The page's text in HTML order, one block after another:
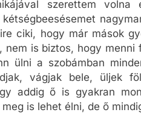
szerettem
ciki, hogy már mások
nem is biztos, hogy
ülni a szobámban
vágjak bele, üljek
addig ő is gyakran
is lehet élni, de ő